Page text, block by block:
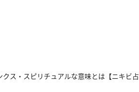
ス・スピリチュアルな意味とは【ニキビ占